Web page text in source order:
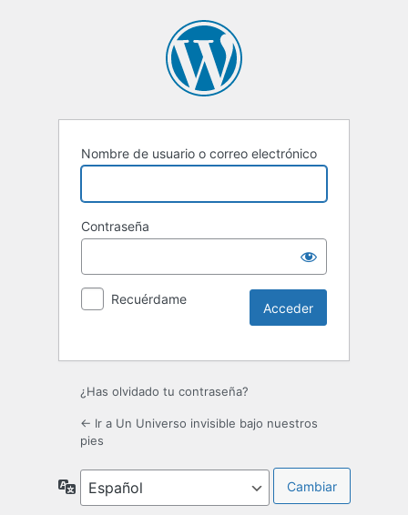
Nombre de usuario o correo electrónico
Contraseña
Recuérdame
¿Has olvidado tu contraseña?
← Ir a Un Universo invisible bajo nuestros
pies
Idioma